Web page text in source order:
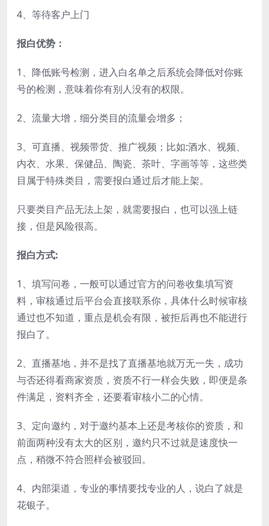
4、等待客户上门
报白优势：
1、降低账号检测，进入白名单之后系统会降低对你账
号的检测，意味着你有别人没有的权限。
2、流量大增，细分类目的流量会增多；
3、可直播、视频带货、推广视频；比如:酒水、视频、
内衣、水果、保健品、陶瓷、茶叶、字画等等，这些类
目属于特殊类目，需要报白通过后才能上架。
只要类目产品无法上架，就需要报白，也可以强上链
接，但是风险很高。
报白方式:
1、填写问卷，一般可以通过官方的问卷收集填写资
料，审核通过后平台会直接联系你，具体什么时候审核
通过也不知道，重点是机会有限，被拒后再也不能进行
报白了。
2、直播基地，并不是找了直播基地就万无一失，成功
与否还得看商家资质，资质不行一样会失败，即便是条
件满足，资料齐全，还要看审核小二的心情。
3、定向邀约，对于邀约基本上还是考核你的资质，和
前面两种没有太大的区别，邀约只不过就是速度快一
点，稍微不符合照样会被驳回。
4、内部渠道，专业的事情要找专业的人，说白了就是
花银子。